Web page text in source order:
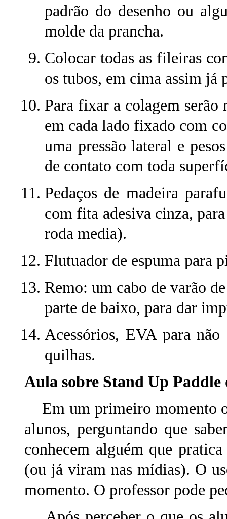
padrão do desenho ou
molde da prancha.
Colocar todas as fileiras
os tubos, em cima assim já
Para fixar a colagem serão
em cada lado fixado com
uma pressão lateral e
de contato com toda
Pedaços de madeira
com fita adesiva cinza,
roda media).
Flutuador de espuma para
Remo: um cabo de varão
parte de baixo, para dar
Acessórios, EVA para
quilhas.
Aula sobre Stand Up
Em um primeiro momento o
alunos, perguntando que
conhecem alguém que
(ou já viram nas mídias). O
momento. O professor pode